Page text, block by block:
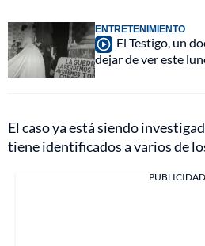
ENTRETENIMIENTO
El Testigo, un
dejar de ver este
El caso ya está siendo
tiene identificados a varios de
PUBLICIDAD